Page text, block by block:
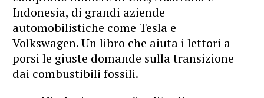
Indonesia, di grandi aziende
automobilistiche come Tesla e
Volkswagen. Un libro che aiuta i lettori a
porsi le giuste domande sulla transizione
dai combustibili fossili.